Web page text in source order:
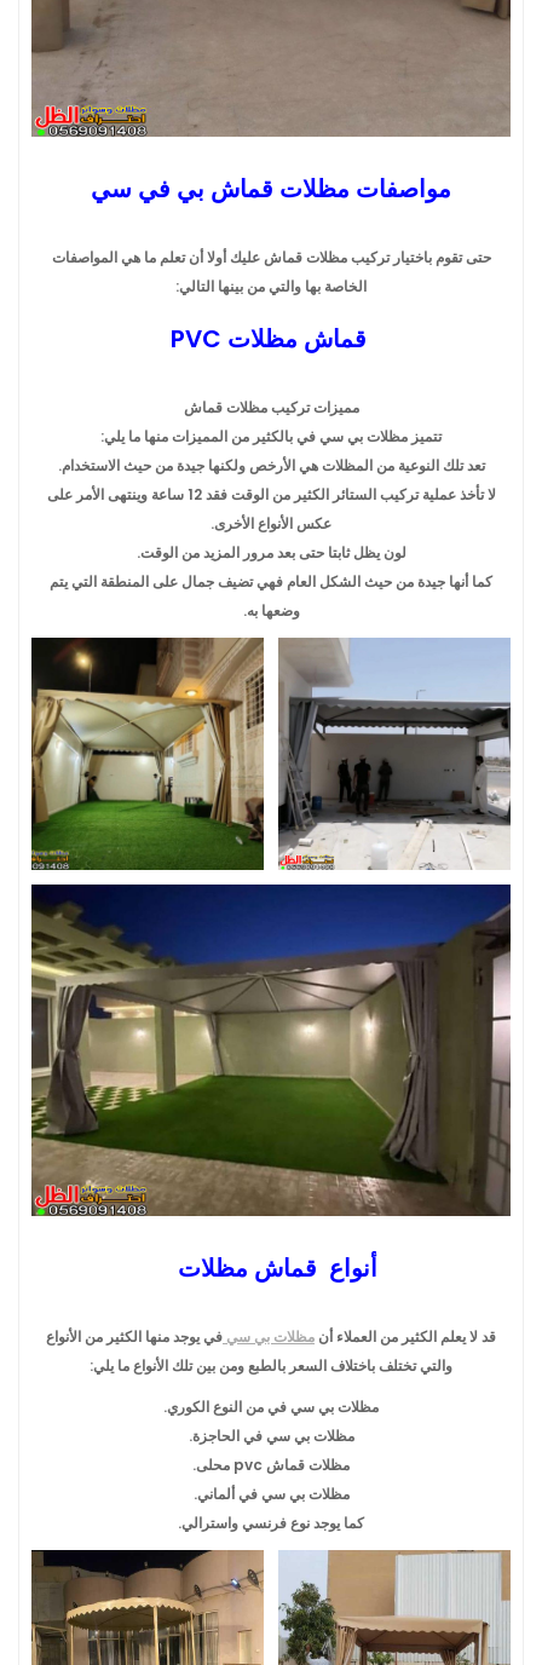
مواصفات مظلات قماش بي في سي
حتى تقوم باختيار تركيب مظلات قماش عليك أولا أن تعلم ما هي المواصفات
الخاصة بها والتي من بينها التالي:
قماش مظلات PVC
مميزات تركيب مظلات قماش
تتميز مظلات بي سي في بالكثير من المميزات منها ما يلي:
تعد تلك النوعية من المظلات هي الأرخص ولكنها جيدة من حيث الاستخدام.
لا تأخذ عملية تركيب الستائر الكثير من الوقت فقد 12 ساعة وينتهى الأمر على
عكس الأنواع الأخرى.
لون يظل ثابتا حتى بعد مرور المزيد من الوقت.
كما أنها جيدة من حيث الشكل العام فهي تضيف جمال على المنطقة التي يتم
وضعها به.
أنواع قماش مظلات
قد لا يعلم الكثير من العملاء أن مظلات بي سي في يوجد منها الكثير من الأنواع
والتي تختلف باختلاف السعر بالطبع ومن بين تلك الأنواع ما يلي:
مظلات بي سي في من النوع الكوري.
مظلات بي سي في الحاجزة.
مظلات قماش pvc محلى.
مظلات بي سي في ألماني.
كما يوجد نوع فرنسي واسترالي.